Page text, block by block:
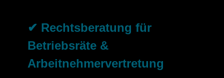
✔ Rechtsberatung für
Betriebsräte &
Arbeitnehmervertretung